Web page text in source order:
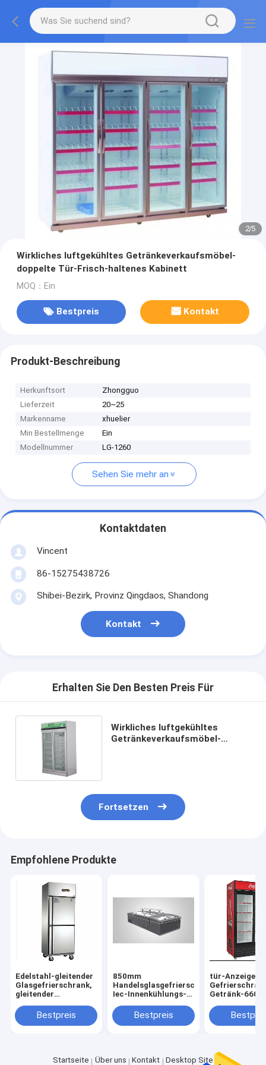
2/5
Wirkliches luftgekühltes Getränkeverkaufsmöbel-
doppelte Tür-Frisch-haltenes Kabinett
MOQ：Ein
Bestpreis Kontakt
Produkt-Beschreibung
Herkunftsort
Zhongguo
Lieferzeit
20~25
Markenname
xhuelier
Min Bestellmenge
Ein
Modellnummer
LG-1260
Sehen Sie mehr an
Kontaktdaten
Vincent
86-15275438726
Shibei-Bezirk, Provinz Qingdaos, Shandong
Kontakt
Erhalten Sie Den Besten Preis Für
Wirkliches luftgekühltes
Getränkeverkaufsmöbel-
Fortsetzen
Empfohlene Produkte
Edelstahl-gleitender
Glasgefrierschrank,
gleitender
des Edelstahl-450l,
tür-Anzeigen-
Bestpreis
850mm
Handelsglasgefrierschrank,
Iec-Innenkühlungs-
Bestpreis
tür-Anzeigen-
Getränk-660l
Anzeigen-
Startseite Über uns Kontakt Desktop Site